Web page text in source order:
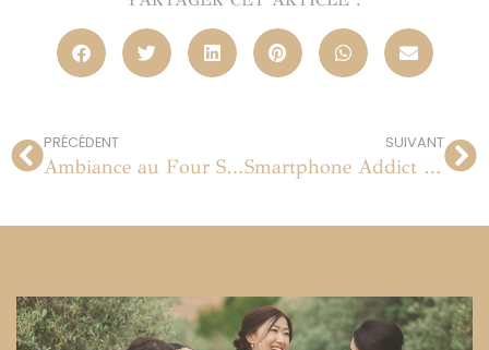
PRÉCÉDENT
Ambiance au Four Seasons
SUIVANT
Smartphone Addict | 11.01.2014